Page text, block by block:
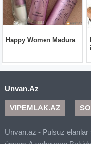
Unvan.Az
VIPEMLAK.AZ
Unvan.az - Pulsuz elanlar